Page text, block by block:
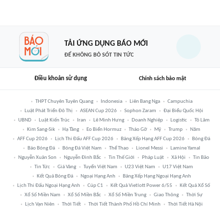
TẢI ỨNG DỤNG BÁO MỚI
ĐỂ KHÔNG BỎ SÓT TIN TỨC
Điều khoản sử dụng Chính sách bảo mật
THPT Chuyên Tuyên Quang Indonesia Liên Bang Nga
Campuchia
Luật Phát Triển Đô Thị
ASEAN Cup 2026 Sophon Zaram
Đại Biểu Quốc Hội
UBND
Luật Kiến Trúc Iran Lê Minh Hưng Doanh Nghiệp Logistic
Tô Lâm
Kim Sang-Sik
Hạ Tầng Eo Biển Hormuz Tháo Gỡ Mỹ Trump
Năm
AFF Cup 2026
Lịch Thi Đấu AFF Cup 2026 Bảng Xếp Hạng AFF Cup 2026
Bóng Đá
Báo Bóng Đá
Bóng Đá Việt Nam Thể Thao Lionel Messi
Lamine Yamal
Nguyễn Xuân Son
Nguyễn Đình Bắc Tin Thế Giới Pháp Luật Xã Hội
Tin Bão
Tin Tức
Giá Vàng Tuyển Việt Nam U23 Việt Nam
U17 Việt Nam
Kết Quả Bóng Đá
Ngoại Hạng Anh
Bảng Xếp Hạng Ngoại Hạng Anh
Lịch Thi Đấu Ngoại Hạng Anh
Cúp C1 Kết Quả Vietlott Power 6/55
Kết Quả Xổ Số
Xổ Số Miền Nam
Xổ Số Miền Bắc Xổ Số Miền Trung Giao Thông
Thời Sự
Lịch Vạn Niên
Thời Tiết Thời Tiết Thành Phố Hồ Chí Minh
Thời Tiết Hà Nội